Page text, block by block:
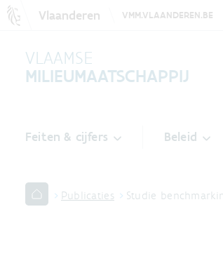
Vlaanderen VMM.VLAANDEREN.BE
VLAAMSE
MILIEUMAATSCHAPPIJ
Feiten & cijfers Beleid
Publicaties Studie